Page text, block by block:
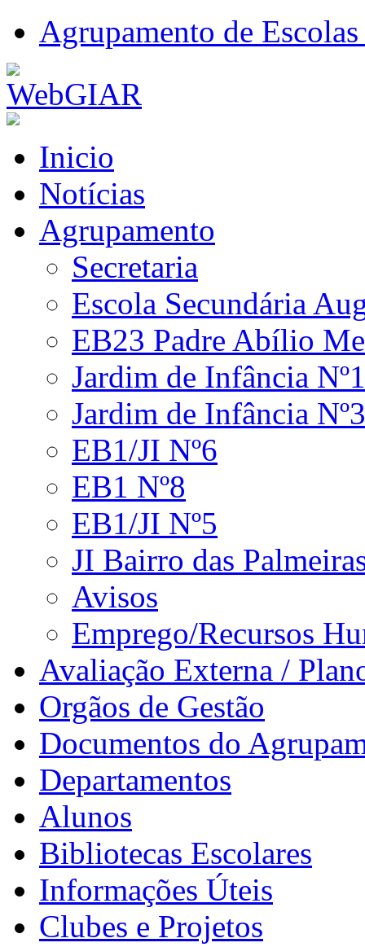
Agrupamento de
Inicio
Notícias
Agrupamento
Secretaria
Escola Secundária
EB23 Padre Abílio
Jardim de Infância
Jardim de Infância
EB1/JI Nº6
EB1 Nº8
EB1/JI Nº5
JI Bairro das
Avisos
Emprego/Recursos
Avaliação Externa /
Orgãos de Gestão
Documentos do
Departamentos
Alunos
Bibliotecas Escolares
Informações Úteis
Clubes e Projetos